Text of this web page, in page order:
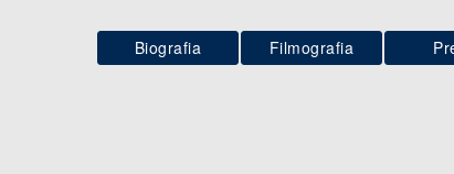
Biografia Filmografia